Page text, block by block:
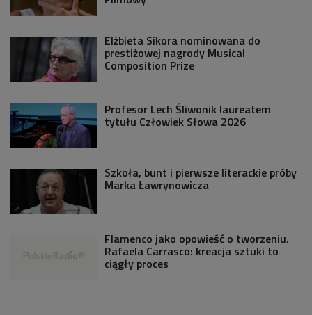
Elżbieta Sikora nominowana do
prestiżowej nagrody Musical
Composition Prize
Profesor Lech Śliwonik laureatem
tytułu Człowiek Słowa 2026
Szkoła, bunt i pierwsze literackie próby
Marka Ławrynowicza
Flamenco jako opowieść o tworzeniu.
Rafaela Carrasco: kreacja sztuki to
ciągły proces